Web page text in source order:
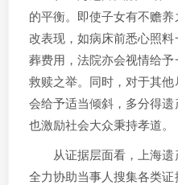
的平衡。即使子女有不赡
改表现，如病床前悉心照
葬费用，法院亦会视情给
救赎之举。同时，对于其
会给予适当倾斜，多分得
也激励社会大众秉持孝道。
从证据层面看，上海遗
全力协助当事人搜集各类